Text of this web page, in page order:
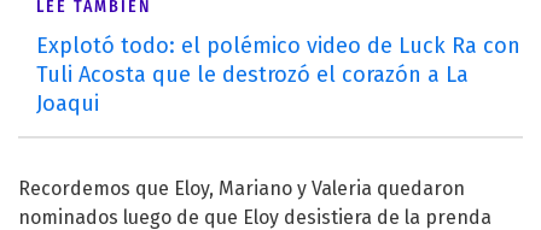
LEÉ TAMBIÉN
Explotó todo: el polémico video de Luck Ra con
Tuli Acosta que le destrozó el corazón a La
Joaqui
Recordemos que Eloy, Mariano y Valeria quedaron
nominados luego de que Eloy desistiera de la prenda